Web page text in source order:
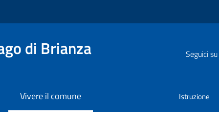
di Brianza Seguici su
Vivere il comune Istruzione